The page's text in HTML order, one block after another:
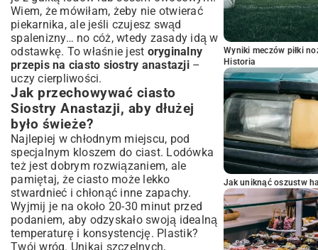
Wiem, że mówiłam, żeby nie otwierać
piekarnika, ale jeśli czujesz swąd
spalenizny… no cóż, wtedy zasady idą w
odstawkę. To właśnie jest oryginalny
przepis na ciasto siostry anastazji–
uczy cierpliwości.
Jak przechowywać ciasto
Siostry Anastazji, aby dłużej
było świeże?
Najlepiej w chłodnym miejscu, pod
specjalnym kloszem do ciast. Lodówka
też jest dobrym rozwiązaniem, ale
pamiętaj, że ciasto może lekko
stwardnieć i chłonąć inne zapachy.
Wyjmij je na około 20-30 minut przed
podaniem, aby odzyskało swoją idealną
temperaturę i konsystencję. Plastik?
Twój wróg. Unikaj szczelnych,
Wyniki meczów piłki
Historia
Jak uniknąć oszustw